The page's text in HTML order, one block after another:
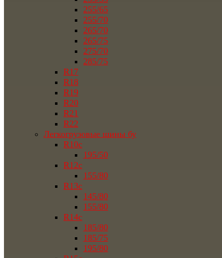
255/65
255/70
265/70
265/75
275/70
285/75
R17
R18
R19
R20
R21
R22
Легкогрузовые шины бу
R10c
195/50
R12c
155/80
R13c
145/80
155/80
R14c
185/80
185/75
195/80